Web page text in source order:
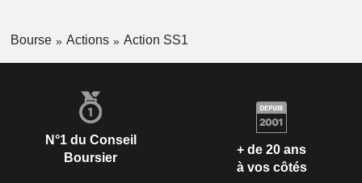
Bourse Actions Action SS1
N°1 du Conseil
Boursier
+ de 20 ans
à vos côtés